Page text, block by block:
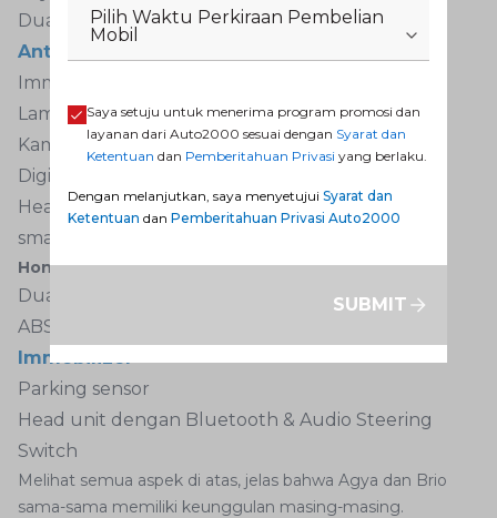
Dual SRS Airbag
Anti-lock Braking System (ABS)
Immobilizer
Lampu kabut
Kamera mundur
Digital air conditioning
Head unit touchscreen dengan koneksi
smartphone
Honda Brio:
Dual Front Airbags
ABS + EBD
Immobilizer
Parking sensor
Head unit dengan Bluetooth & Audio Steering
Switch
Melihat semua aspek di atas, jelas bahwa Agya dan Brio
sama-sama memiliki keunggulan masing-masing.
Pilih Waktu Perkiraan Pembelian
Mobil
Saya setuju untuk menerima program promosi dan
layanan dari Auto2000 sesuai dengan Syarat dan
Ketentuan dan Pemberitahuan Privasi yang berlaku.
Dengan melanjutkan, saya menyetujui Syarat dan
Ketentuan dan Pemberitahuan Privasi Auto2000
SUBMIT